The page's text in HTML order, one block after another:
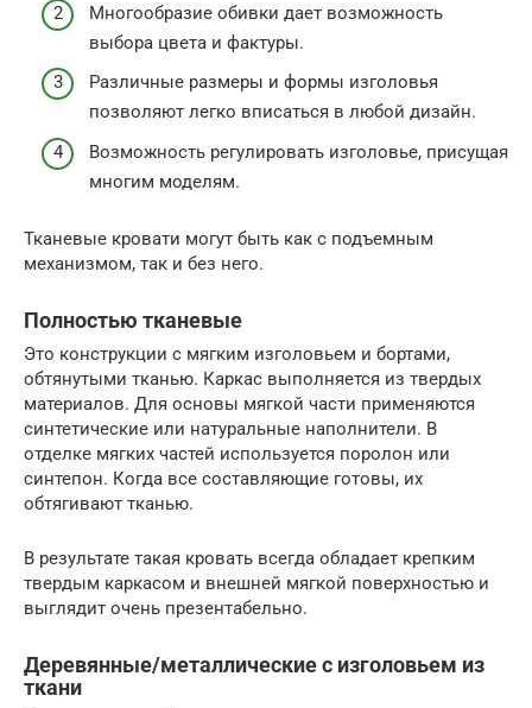
Многообразие обивки дает возможность
выбора цвета и фактуры.
Различные размеры и формы изголовья
позволяют легко вписаться в любой дизайн.
Возможность регулировать изголовье, присущая
многим моделям.
Тканевые кровати могут быть как с подъемным
механизмом, так и без него.
Полностью тканевые
Это конструкции с мягким изголовьем и бортами,
обтянутыми тканью. Каркас выполняется из твердых
материалов. Для основы мягкой части применяются
синтетические или натуральные наполнители. В
отделке мягких частей используется поролон или
синтепон. Когда все составляющие готовы, их
обтягивают тканью.
В результате такая кровать всегда обладает крепким
твердым каркасом и внешней мягкой поверхностью и
выглядит очень презентабельно.
Деревянные/металлические с изголовьем из
ткани